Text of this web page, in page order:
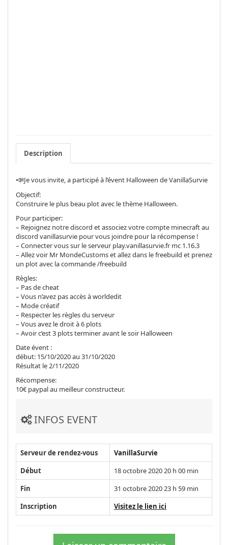
Description
📣Je vous invite, a participé à l’évent Halloween de VanillaSurvie
Objectif:
Construire le plus beau plot avec le thème Halloween.
Pour participer:
– Rejoignez notre discord et associez votre compte minecraft au
discord vanillasurvie pour vous joindre pour la récompense !
– Connecter vous sur le serveur play.vanillasurvie.fr mc 1.16.3
– Allez voir Mr MondeCustoms et allez dans le freebuild et prenez
un plot avec la commande /freebuild
Règles:
– Pas de cheat
– Vous n’avez pas accès à worldedit
– Mode créatif
– Respecter les règles du serveur
– Vous avez le droit à 6 plots
– Avoir c’est 3 plots terminer avant le soir Halloween
Date évent :
début: 15/10/2020 au 31/10/2020
Résultat le 2/11/2020
Récompense:
10€ paypal au meilleur constructeur.
INFOS EVENT
Serveur de rendez-vous
VanillaSurvie
Début
18 octobre 2020 20 h 00 min
Fin
31 octobre 2020 23 h 59 min
Inscription
Visitez le lien ici